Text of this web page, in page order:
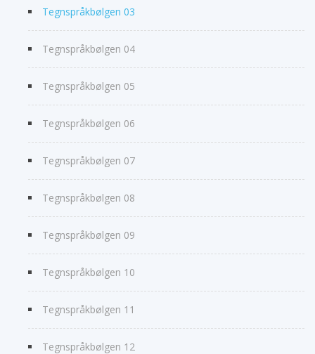
Tegnspråkbølgen 03
Tegnspråkbølgen 04
Tegnspråkbølgen 05
Tegnspråkbølgen 06
Tegnspråkbølgen 07
Tegnspråkbølgen 08
Tegnspråkbølgen 09
Tegnspråkbølgen 10
Tegnspråkbølgen 11
Tegnspråkbølgen 12